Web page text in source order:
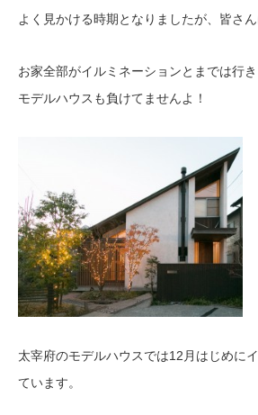
よく見かける時期となりましたが、皆さ
お家全部がイルミネーションとまでは行き
モデルハウスも負けてませんよ！
太宰府のモデルハウスでは12月はじめに
ています。